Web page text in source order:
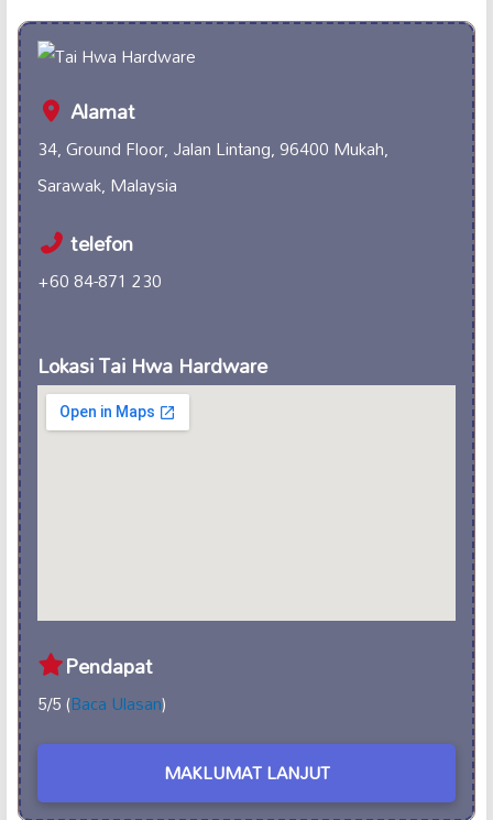
Alamat
34, Ground Floor, Jalan Lintang, 96400 Mukah,
Sarawak, Malaysia
telefon
+60 84-871 230
Lokasi Tai Hwa Hardware
Pendapat
5/5 (Baca Ulasan)
MAKLUMAT LANJUT